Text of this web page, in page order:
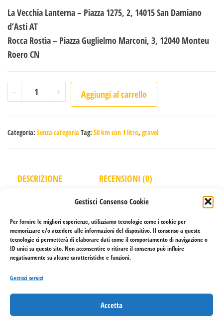
Gestisci Consenso Cookie
Per fornire le migliori esperienze, utilizziamo tecnologie come i cookie per
memorizzare e/o accedere alle informazioni del dispositivo. Il consenso a queste
tecnologie ci permetterà di elaborare dati come il comportamento di navigazione o
ID unici su questo sito. Non acconsentire o ritirare il consenso può influire
negativamente su alcune caratteristiche e funzioni.
Gestisci servizi
Accetta
La Vecchia Lanterna – Piazza 1275, 2, 14015 San Damiano
d’Asti AT
Rocca Rostìa – Piazza Guglielmo Marconi, 3, 12040 Monteu
Roero CN
- "EVENTO GRAVEL" 50 km con 1 litro quantità
+ Aggiungi al carrello
e
e
:
Categoria: Senza categoria Tag: 50 km con 1 litro, gravel
DESCRIZIONE RECENSIONI (0)
Questa non è una manifestazione sportiva né una gara, ma
un’escursione libera ed autonoma (unsupported).
Proponiamo un percorso con traccia gps che si sviluppa su
strade aperte al traffico e strade sterrate.
ed il rigoroso rispetto del codice della strada.
Il Birrificio declina ogni responsabilità per danni a cose o